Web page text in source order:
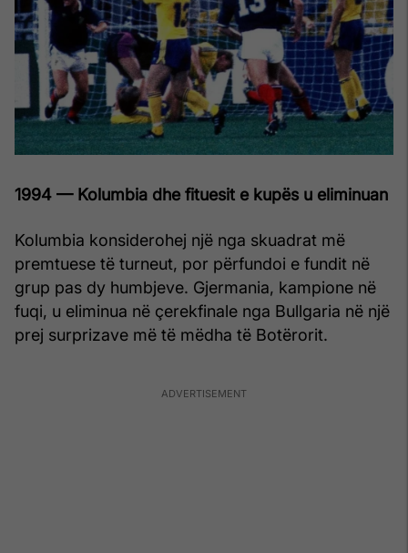
1994 — Kolumbia dhe fituesit e kupës u eliminuan
Kolumbia konsiderohej një nga skuadrat më
premtuese të turneut, por përfundoi e fundit në
grup pas dy humbjeve. Gjermania, kampione në
fuqi, u eliminua në çerekfinale nga Bullgaria në një
prej surprizave më të mëdha të Botërorit.